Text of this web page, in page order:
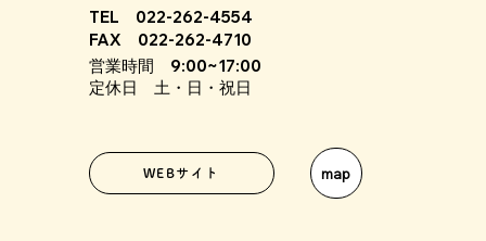
TEL 022-262-4554
FAX 022-262-4710
営業時間 9:00~17:00
定休日 土・日・祝日
WEBサイト map